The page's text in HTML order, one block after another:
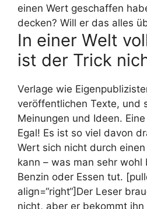
einen Wert geschaffen
decken? Will er das alles
In einer Welt
ist der Trick
Verlage wie
veröffentlichen Texte, und
Meinungen und Ideen.
Egal! Es ist so viel davon
Wert sich nicht durch
kann – was man sehr wohl
Benzin oder Essen tut.
align=“right“]Der Leser
nicht, aber er bekommt